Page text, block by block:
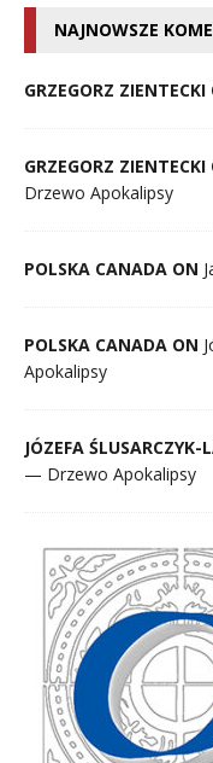
NAJNOWSZE
GRZEGORZ ZIENTECKI
GRZEGORZ ZIENTECKI
Drzewo Apokalipsy
POLSKA CANADA ON
POLSKA CANADA ON
Apokalipsy
JÓZEFA ŚLUSARCZYK-
— Drzewo Apokalipsy